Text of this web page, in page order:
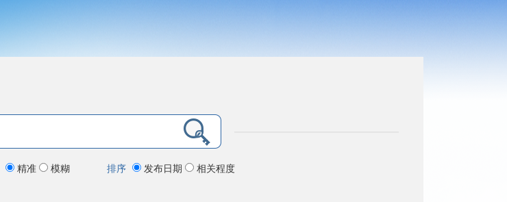
精准 模糊 排序 发布日期 相关程度